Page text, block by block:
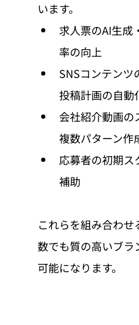
います。
求人票のAI生成
率の向上
SNSコンテンツ
投稿計画の自動
会社紹介動画の
複数パターン作
応募者の初期ス
補助
これらを組み合わ
数でも質の高いブラ
可能になります。